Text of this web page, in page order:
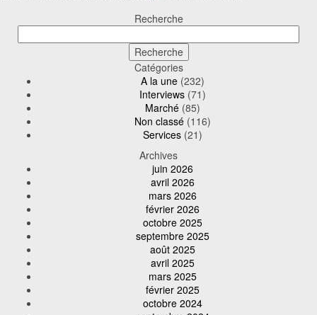
Recherche
Catégories
A la une (232)
Interviews (71)
Marché (85)
Non classé (116)
Services (21)
Archives
juin 2026
avril 2026
mars 2026
février 2026
octobre 2025
septembre 2025
août 2025
avril 2025
mars 2025
février 2025
octobre 2024